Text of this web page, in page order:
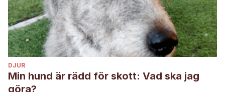
DJUR
Min hund är rädd för skott: Vad ska jag
göra?